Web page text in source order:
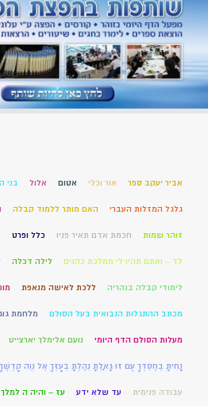
אביר יעקב ספר אור וכלי אטום אלול בני
גלגל המזלות העברי האם מותר ללמוד קבלה
זוהר שמות חכמת אדם תאיר פניו כלל ופרט
לד – ואתם תהיו לי ממלכת כהנים לילה דכלה
לימודי קבלה בנהריה ללכת לאישה מנאפת
מכתב ההתגלות הנבואית בעל הסולם מלחמת
מעלות הסולם הדף היומי נועם אלימלך יארצייט
נָחִיתָ בְחַסְדְּךָ עַם זוּ גָּאָלְתָּ נֵהַלְתָּ בְעָזְּךָ אֶל נְוֵה
עבודה פנימית עד שלא ידע עז – והיה ה